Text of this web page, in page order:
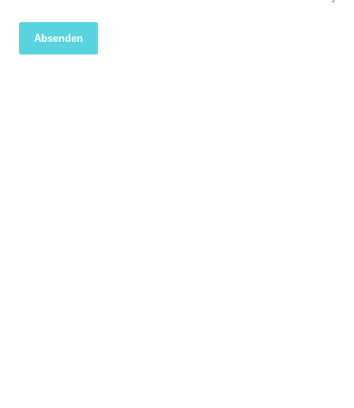
Absenden